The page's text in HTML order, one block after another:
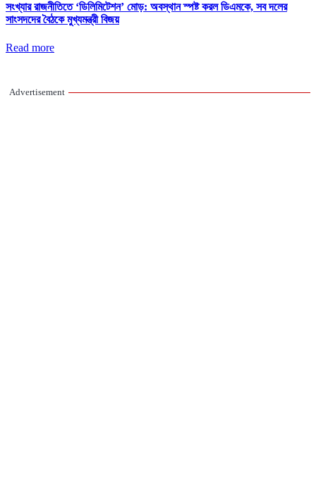
সংখ্যার রাজনীতিতে ‘ডিলিমিটেশন’ মোড়: অবস্থান স্পষ্ট করল ডিএমকে, সব দলের
সাংসদদের বৈঠকে মুখ্যমন্ত্রী বিজয়
Read more
Advertisement